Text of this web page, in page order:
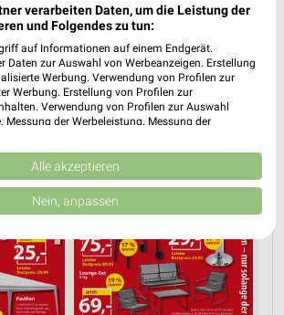
& GUTSCHEINE GRILLEN
verarbeiten Daten, um die Leistung der
und Folgendes zu tun:
auf Informationen auf einem Endgerät.
Daten zur Auswahl von Werbeanzeigen. Erstellung
Werbung. Verwendung von Profilen zur
Werbung. Erstellung von Profilen zur
Verwendung von Profilen zur Auswahl
Messung der Werbeleistung. Messung der
aus verschiedenen Quellen. Entwicklung und
Verwendung reduzierter Daten zur Auswahl
der Europäischen Union weitergegeben und in die
(1 IAB-Anbieter)
folgende Zwecke:
Alle akzeptieren
Nein, anpassen